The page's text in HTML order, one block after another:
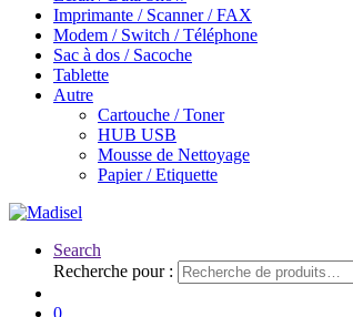
Imprimante / Scanner / FAX
Modem / Switch / Téléphone
Sac à dos / Sacoche
Tablette
Autre
Cartouche / Toner
HUB USB
Mousse de Nettoyage
Papier / Etiquette
Search
Recherche pour :
0